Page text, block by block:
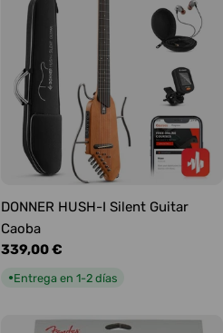
DONNER HUSH-I Silent Guitar
Caoba
Precio
339,00 €
●Entrega en 1-2 días